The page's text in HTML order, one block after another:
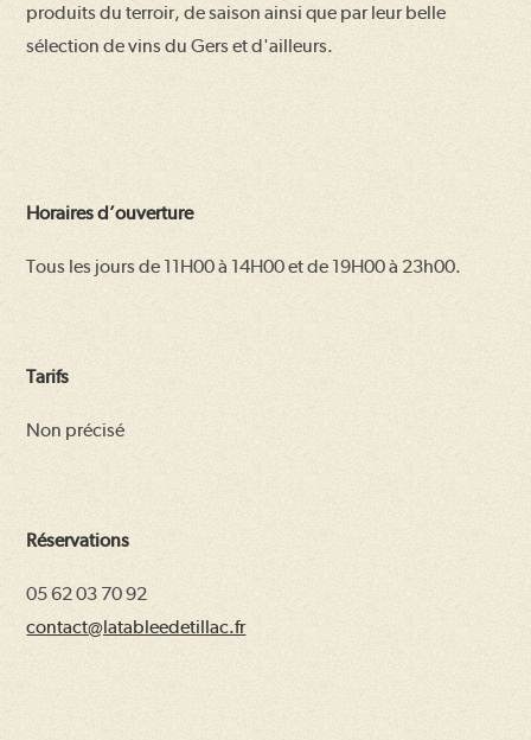
produits du terroir, de saison ainsi que par leur belle
sélection de vins du Gers et d'ailleurs.
Horaires d’ouverture
Tous les jours de 11H00 à 14H00 et de 19H00 à 23h00.
Tarifs
Non précisé
Réservations
05 62 03 70 92
contact@latableedetillac.fr